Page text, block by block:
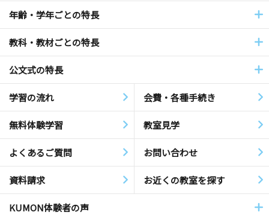
年齢・学年ごとの特長
教科・教材ごとの特長
公文式の特長
学習の流れ 会費・各種手続き
無料体験学習 教室見学
よくあるご質問 お問い合わせ
資料請求 お近くの教室を探す
KUMON体験者の声